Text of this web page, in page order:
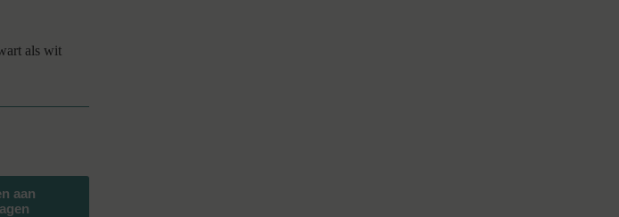
als wit
aan